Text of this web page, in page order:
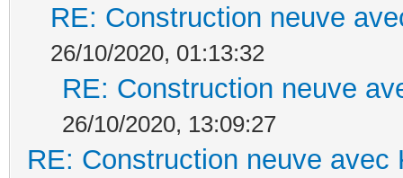
RE: Construction neuve
26/10/2020, 01:13:32
RE: Construction neuve
26/10/2020, 13:09:27
RE: Construction neuve avec